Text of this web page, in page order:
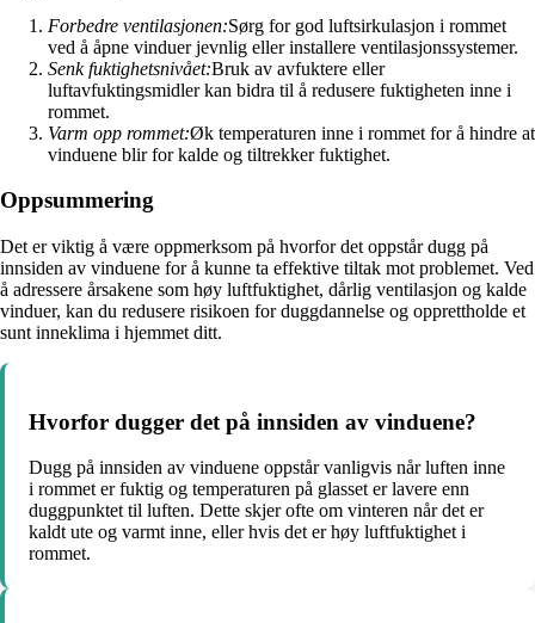
Forbedre ventilasjonen:Sørg for god luftsirkulasjon i rommet
ved å åpne vinduer jevnlig eller installere ventilasjonssystemer.
Senk fuktighetsnivået:Bruk av avfuktere eller
luftavfuktingsmidler kan bidra til å redusere fuktigheten inne i
rommet.
Varm opp rommet:Øk temperaturen inne i rommet for å hindre at
vinduene blir for kalde og tiltrekker fuktighet.
Oppsummering
Det er viktig å være oppmerksom på hvorfor det oppstår dugg på
innsiden av vinduene for å kunne ta effektive tiltak mot problemet. Ved
å adressere årsakene som høy luftfuktighet, dårlig ventilasjon og kalde
vinduer, kan du redusere risikoen for duggdannelse og opprettholde et
sunt inneklima i hjemmet ditt.
Hvorfor dugger det på innsiden av vinduene?
Dugg på innsiden av vinduene oppstår vanligvis når luften inne
i rommet er fuktig og temperaturen på glasset er lavere enn
duggpunktet til luften. Dette skjer ofte om vinteren når det er
kaldt ute og varmt inne, eller hvis det er høy luftfuktighet i
rommet.